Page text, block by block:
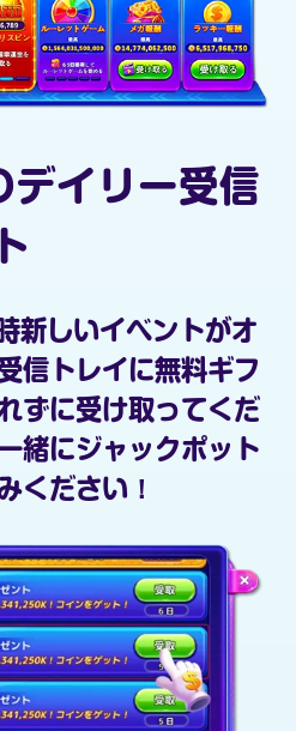
デイリー受信
新しいイベントがオ
信トレイに無料ギフ
ずに受け取ってくだ
緒にジャックポット
ください！